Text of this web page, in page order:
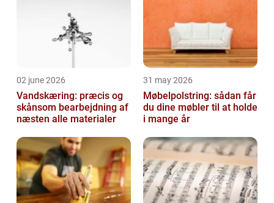
02 june 2026
Vandskæring: præcis og
skånsom bearbejdning af
næsten alle materialer
31 may 2026
Møbelpolstring: sådan får
du dine møbler til at holde
i mange år